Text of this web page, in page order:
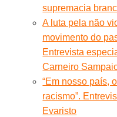
supremacia
A luta pela não
movimento do
Entrevista
Carneiro
“Em nosso país,
racismo”.
Evaristo